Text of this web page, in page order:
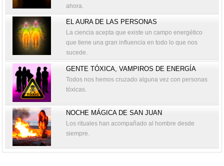
ahora.
EL AURA DE LAS PERSONAS
La ciencia acepta que existe un campo energético
que tiene una gran influencia en todo lo que nos
sucede.
GENTE TÓXICA, VAMPIROS DE ENERGÍA
Todos nos hemos cruzado alguna vez con personas
tóxicas.
NOCHE MÁGICA DE SAN JUAN
Los rituales han acompañado al hombre desde
siempre.